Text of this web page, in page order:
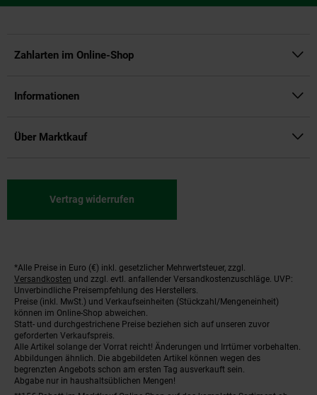
Zahlarten im Online-Shop
Informationen
Über Marktkauf
Vertrag widerrufen
Fußnoten
*Alle Preise in Euro (€) inkl. gesetzlicher Mehrwertsteuer, zzgl.
Versandkosten und zzgl. evtl. anfallender Versandkostenzuschläge. UVP:
Unverbindliche Preisempfehlung des Herstellers.
Preise (inkl. MwSt.) und Verkaufseinheiten (Stückzahl/Mengeneinheit)
können im Online-Shop abweichen.
Statt- und durchgestrichene Preise beziehen sich auf unseren zuvor
geforderten Verkaufspreis.
Alle Artikel solange der Vorrat reicht! Änderungen und Irrtümer vorbehalten.
Abbildungen ähnlich. Die abgebildeten Artikel können wegen des
begrenzten Angebots schon am ersten Tag ausverkauft sein.
Abgabe nur in haushaltsüblichen Mengen!